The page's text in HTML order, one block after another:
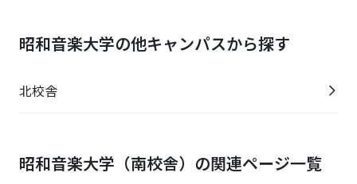
昭和音楽大学の他キャンパスから探す
北校舎
昭和音楽大学（南校舎）の関連ページ一覧